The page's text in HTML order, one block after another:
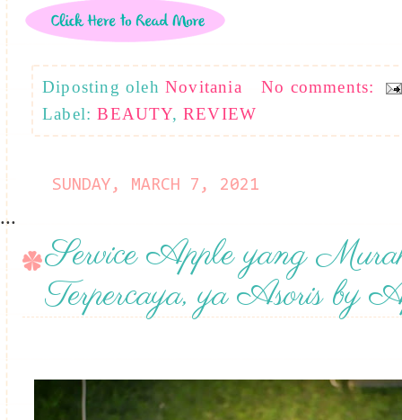
Diposting oleh Novitania
No comments:
Label:BEAUTY,REVIEW
SUNDAY, MARCH 7, 2021
...
Service Apple yang
Terpercaya, ya Asoris by